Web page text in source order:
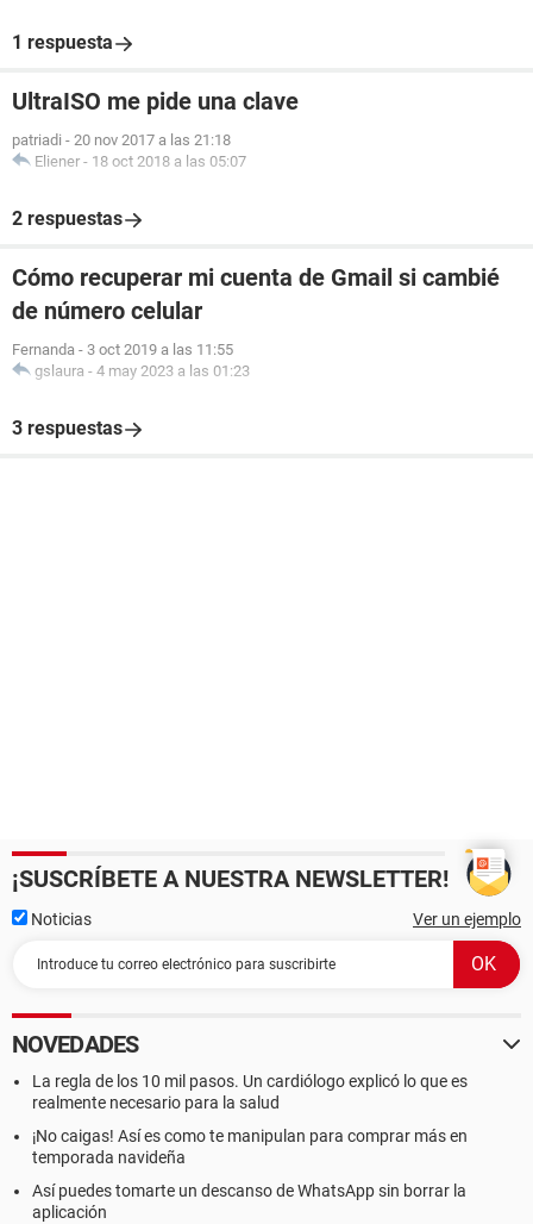
1 respuesta
UltraISO me pide una clave
patriadi - 20 nov 2017 a las 21:18
Eliener - 18 oct 2018 a las 05:07
2 respuestas
Cómo recuperar mi cuenta de Gmail si cambié
de número celular
Fernanda - 3 oct 2019 a las 11:55
gslaura - 4 may 2023 a las 01:23
3 respuestas
¡SUSCRÍBETE A NUESTRA NEWSLETTER!
Noticias Ver un ejemplo
NOVEDADES
La regla de los 10 mil pasos. Un cardiólogo explicó lo que es
realmente necesario para la salud
¡No caigas! Así es como te manipulan para comprar más en
temporada navideña
Así puedes tomarte un descanso de WhatsApp sin borrar la
aplicación